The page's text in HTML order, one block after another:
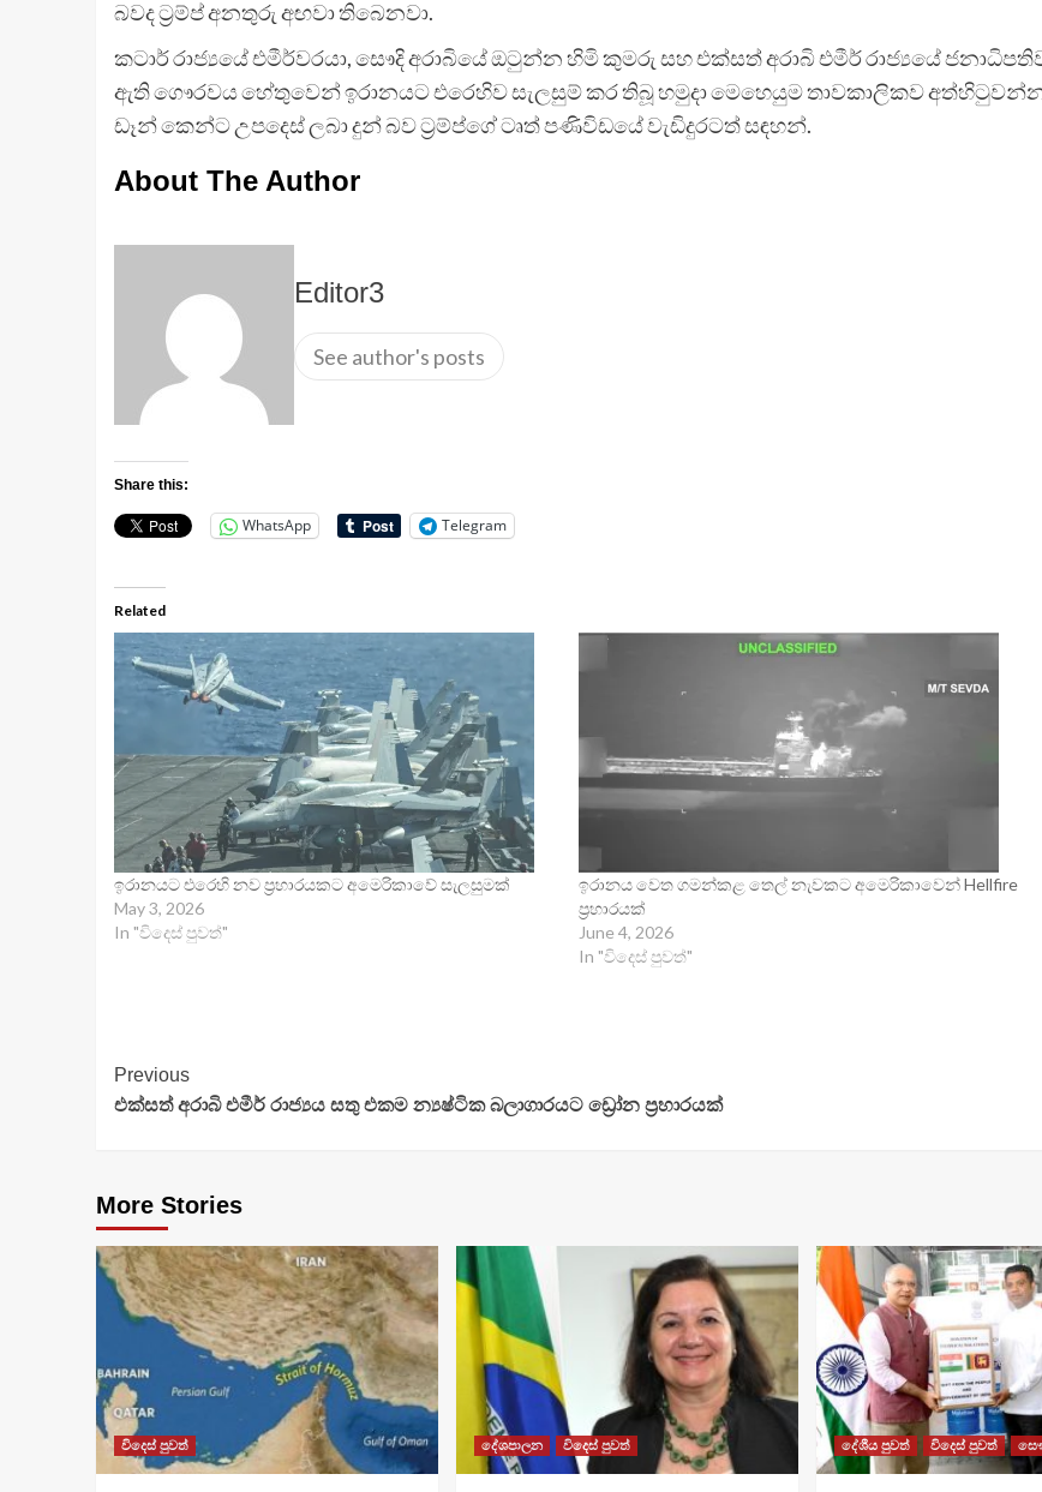
බවද ට්‍රම්ප් අනතුරු අඟවා තිබෙනවා.
කටාර් රාජ්‍යයේ එමීර්වරයා, සෞදි අරාබියේ ඔටුන්න හිමි කුමරු සහ එක්සත් අරාබි එමීර් රාජ්‍යයේ
ඇති ගෞරවය හේතුවෙන් ඉරානයට එරෙහිව සැලසුම් කර තිබූ හමුදා මෙහෙයුම තාවකාලිකව
ඩෑන් කෙන්ට උපදෙස් ලබා දුන් බව ට්‍රම්ප්ගේ ටෘත් පණිවිඩයේ වැඩිදුරටත් සඳහන්.
About The Author
Editor3
See author's posts
Share this:
WhatsApp Telegram
Related
ඉරානයට එරෙහි නව ප්‍රහාරයකට අමෙරිකාවේ සැලසුමක්
May 3, 2026
In "විදෙස් පුවත්"
ඉරානය වෙත ගමන්කළ තෙල් නැවකට අමෙරිකාවෙන් Hellfire
ප්‍රහාරයක්
June 4, 2026
In "විදෙස් පුවත්"
Continue
Reading
Previous
එක්සත් අරාබි එමීර් රාජ්‍යය සතු එකම න්‍යෂ්ටික බලාගාරයට ඩ්‍රෝන ප්‍රහාරයක්
More Stories
විදෙස් පුවත් දේශපාලන විදෙස් පුවත් දේශීය පුවත් විදෙස් පුවත්